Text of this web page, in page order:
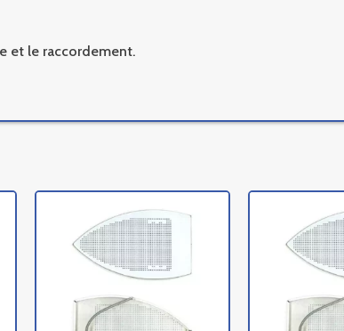
et le raccordement.